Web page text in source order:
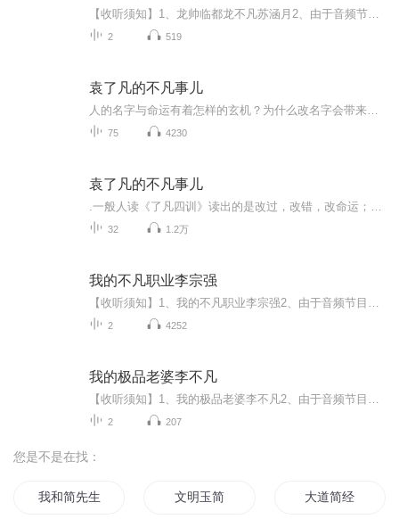
2 519
袁了凡的不凡事儿
75 4230
袁了凡的不凡事儿
32 1.2万
我的不凡职业李宗强
2 4252
我的极品老婆李不凡
2 207
您是不是在找：
我和简先生的二三事 文明玉简 大道简经